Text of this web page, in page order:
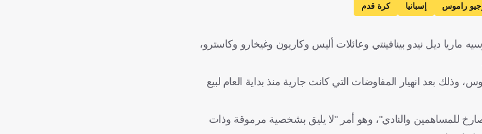
راموس إسبانيا كرة قدم
ديل نيدو بينافينتي وعائلات أليس وكاريون وغيخارو وكاسترو،
بعد انهيار المفاوضات التي كانت جارية منذ بداية العام لبيع
للمساهمين والنادي"، وهو أمر "لا يليق بشخصية مرموقة وذات